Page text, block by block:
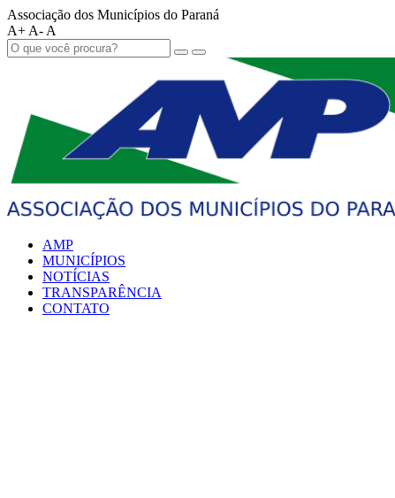
Associação dos Municípios do Paraná
A+ A- A
AMP
MUNICÍPIOS
NOTÍCIAS
TRANSPARÊNCIA
CONTATO